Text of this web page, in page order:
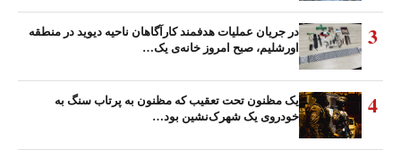
3
در جریان عملیات هدفمند کارآگاهان ناحیه دیوید در منطقه
اورشلیم، صبح امروز خانه‌ی یک…
4
یک مظنون تحت تعقیب که مظنون به پرتاب سنگ به
خودروی یک شهرک‌نشین بود…